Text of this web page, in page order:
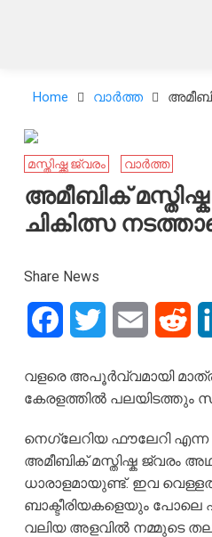
Home വാർത്ത
മസ്തിഷ്ക്ക ജ്വരം വാർത്ത
അമീബിക്
ചികിത്സ
Share News
FacebookTwitter Email
വളരെ അപൂർവ്വമായി
കേരളത്തിൽ പലയിടത്തും
നെഗ്ലേറിയ ഫൗലേറി
അമീബിക് മസ്തിഷ്ക
ധാരാളമായുണ്ട്. ഇവ
ബാക്ടീരിയകളെയും
വലിയ അളവിൽ നമ്മുടെ